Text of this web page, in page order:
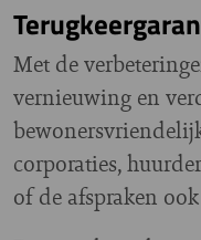
Met de
vernieuwing en
corporaties,
of de afspraken